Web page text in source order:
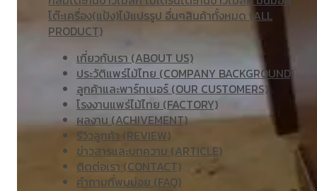
โต๊ะเครื่อง(แป้ง)ไม้แปรรูป อื่นๆสินค้าทั้งหมด (ALL
PRODUCT)
เกี่ยวกับเรา (ABOUT US)
ประวัติแพร่ไม้ไทย (COMPANY BACKGROUND)
ลูกค้าและพาร์ทเนอร์ (OUR CUSTOMERS)
โรงงานแพร่ไม้ไทย (FACTORY)
ผลงาน (ACHIVEMENT)
รีวิวลูกค้า (REVIEW)
ข่าวสารและบทความ (ARTICLE)
ติดต่อเรา (CONTACT)
คำถามที่พบบ่อย (FAQ)